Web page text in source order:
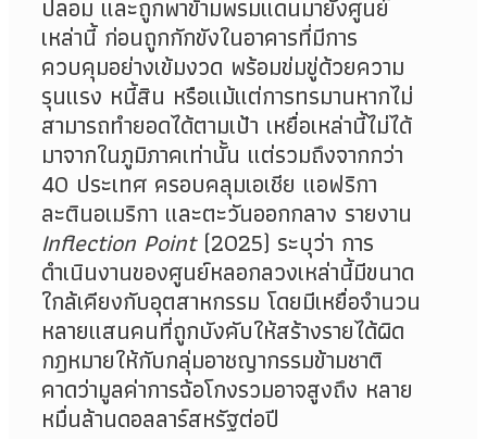
ปลอม และถูกพาข้ามพรมแดนมายังศูนย์
เหล่านี้ ก่อนถูกกักขังในอาคารที่มีการ
ควบคุมอย่างเข้มงวด พร้อมข่มขู่ด้วยความ
รุนแรง หนี้สิน หรือแม้แต่การทรมานหากไม่
สามารถทำยอดได้ตามเป้า เหยื่อเหล่านี้ไม่ได้
มาจากในภูมิภาคเท่านั้น แต่รวมถึงจากกว่า
40 ประเทศ ครอบคลุมเอเชีย แอฟริกา
ละตินอเมริกา และตะวันออกกลาง รายงาน
Inflection Point(2025) ระบุว่า การ
ดำเนินงานของศูนย์หลอกลวงเหล่านี้มีขนาด
ใกล้เคียงกับอุตสาหกรรม โดยมีเหยื่อจำนวน
หลายแสนคนที่ถูกบังคับให้สร้างรายได้ผิด
กฎหมายให้กับกลุ่มอาชญากรรมข้ามชาติ
คาดว่ามูลค่าการฉ้อโกงรวมอาจสูงถึง หลาย
หมื่นล้านดอลลาร์สหรัฐต่อปี